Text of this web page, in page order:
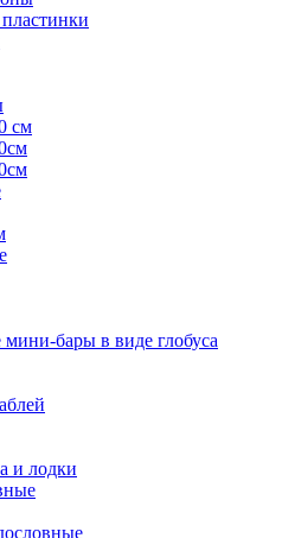
см
бары в виде глобуса
и лодки